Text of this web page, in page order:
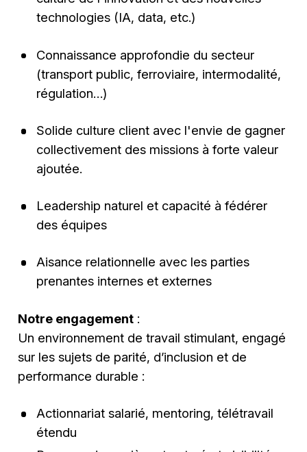
technologies (IA, data, etc.)
Connaissance approfondie du secteur
(transport public, ferroviaire, intermodalité,
régulation…)
Solide culture client avec l'envie de gagner
collectivement des missions à forte valeur
ajoutée.
Leadership naturel et capacité à fédérer
des équipes
Aisance relationnelle avec les parties
prenantes internes et externes
Notre engagement :
Un environnement de travail stimulant, engagé
sur les sujets de parité, d’inclusion et de
performance durable :
Actionnariat salarié, mentoring, télétravail
étendu